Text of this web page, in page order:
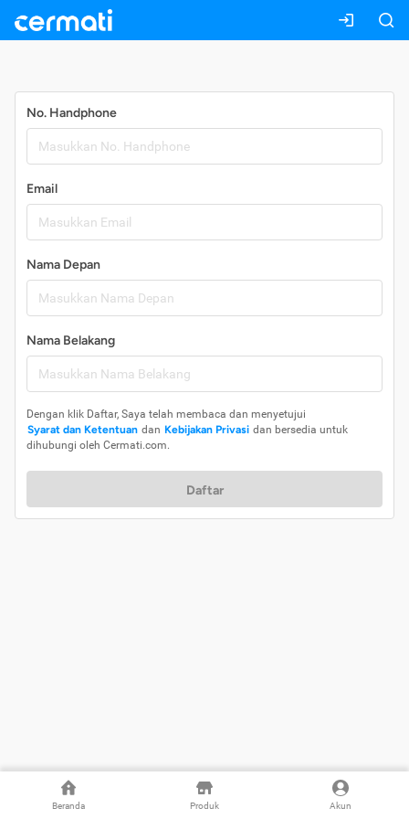
Beranda Produk Akun
No. Handphone
Email
Nama Depan
Nama Belakang
Dengan klik Daftar, Saya telah membaca dan menyetujui
Syarat dan Ketentuan dan Kebijakan Privasi dan bersedia untuk
dihubungi oleh Cermati.com.
Daftar